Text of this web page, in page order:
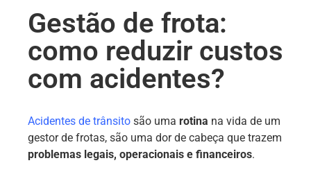
Gestão de frota:
como reduzir custos
com acidentes?
Acidentes de trânsito são uma rotina na vida de um
gestor de frotas, são uma dor de cabeça que trazem
problemas legais, operacionais e financeiros.